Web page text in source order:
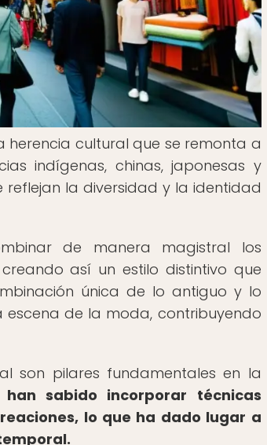
cultural que se remonta a
indígenas, chinas, japonesas y
la diversidad y la identidad
de manera magistral los
así un estilo distintivo que
única de lo antiguo y lo
de la moda, contribuyendo
son pilares fundamentales en la
han sabido incorporar técnicas
lo que ha dado lugar a